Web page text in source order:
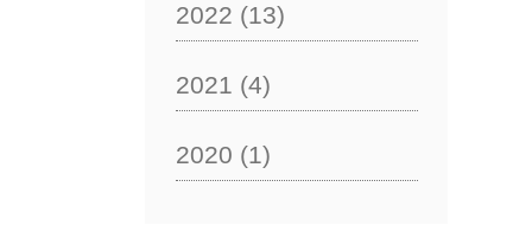
2022 (13)
2021 (4)
2020 (1)